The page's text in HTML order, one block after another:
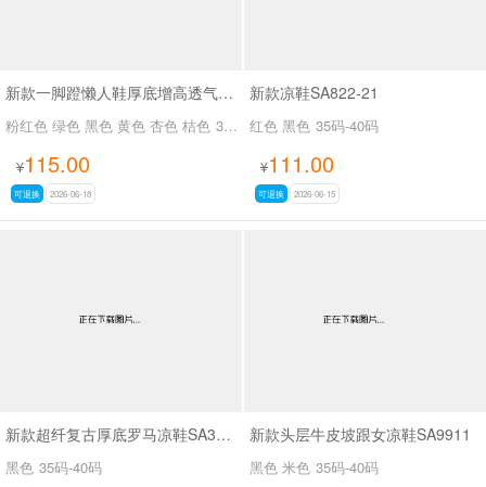
新款一脚蹬懒人鞋厚底增高透气轻便沙滩鞋SA1175295
粉红色 绿色 黑色 黄色 杏色 桔色 35码-40码
¥115.00
可退换 2026-06-18
新款凉鞋SA822-21
红色 黑色 35码-40码
¥111.00
可退换 2026-06-15
新款超纤复古厚底罗马凉鞋SA3700
黑色 35码-40码
新款头层牛皮坡跟女凉鞋SA9911
黑色 米色 35码-40码